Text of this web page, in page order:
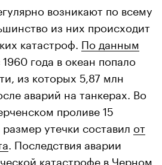
возникают по всему
из них происходит
катастроф. По данным
1960 года в океан попало
из которых 5,87 млн
аварий на танкерах. Во
проливе 15
утечки составил от
. Последствия аварии
катастрофе в Черном